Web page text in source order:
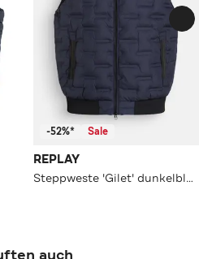
-52%* Sale
REPLAY
Steppweste 'Gilet' dunkelblau
auch